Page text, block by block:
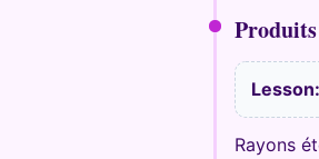
Lesson:
Rayons